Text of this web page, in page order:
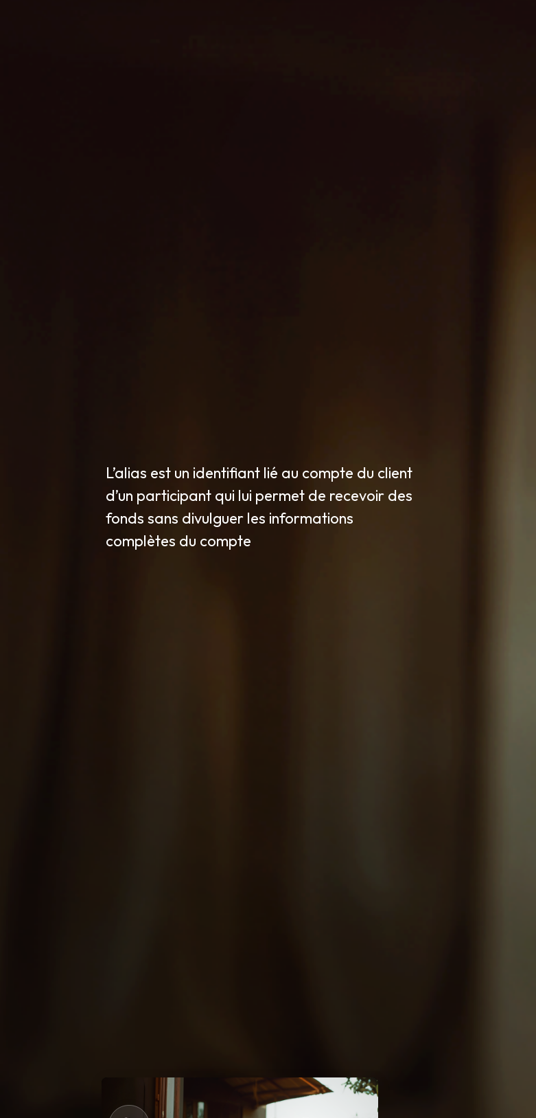
L’alias est un identifiant lié au compte du client
d’un participant qui lui permet de recevoir des
fonds sans divulguer les informations
complètes du compte